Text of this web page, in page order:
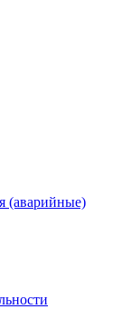
(аварийные)